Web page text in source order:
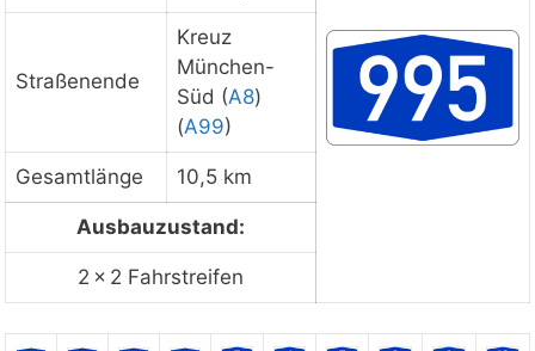
Straßenende
Kreuz
München-
Süd (A8)
(A99)
Gesamtlänge 10,5 km
Ausbauzustand:
2 × 2 Fahrstreifen